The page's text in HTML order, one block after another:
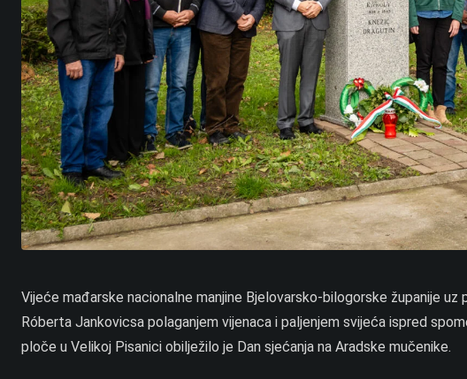
Vijeće mađarske nacionalne manjine Bjelovarsko-bilogorske županije
Róberta Jankovicsa polaganjem vijenaca i paljenjem svijeća ispred
ploče u Velikoj Pisanici obilježilo je Dan sjećanja na Aradske mučenike.